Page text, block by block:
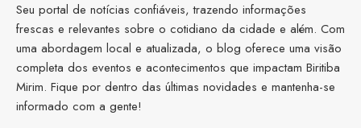
Seu portal de notícias confiáveis, trazendo informações
frescas e relevantes sobre o cotidiano da cidade e além. Com
uma abordagem local e atualizada, o blog oferece uma visão
completa dos eventos e acontecimentos que impactam Biritiba
Mirim. Fique por dentro das últimas novidades e mantenha-se
informado com a gente!